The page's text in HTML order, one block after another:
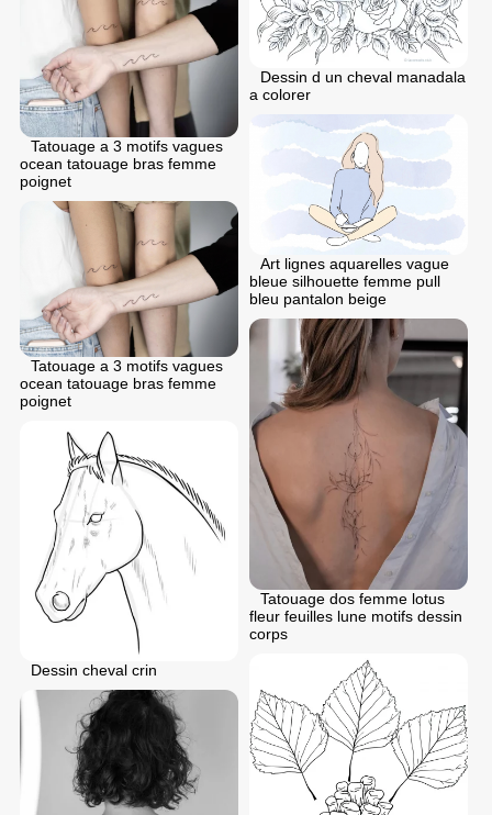
Dessin d un cheval manadala
a colorer
Tatouage a 3 motifs vagues
ocean tatouage bras femme
poignet
Art lignes aquarelles vague
bleue silhouette femme pull
bleu pantalon beige
Tatouage a 3 motifs vagues
ocean tatouage bras femme
poignet
Tatouage dos femme lotus
fleur feuilles lune motifs dessin
corps
Dessin cheval crin